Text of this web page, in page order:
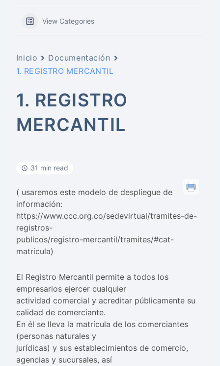
View Categories
Inicio
Documentación
1. REGISTRO MERCANTIL
1. REGISTRO
MERCANTIL
31 min read
( usaremos este modelo de despliegue de
información:
https://www.ccc.org.co/sedevirtual/tramites-de-
registros-
publicos/registro-mercantil/tramites/#cat-
matricula)
El Registro Mercantil permite a todos los
empresarios ejercer cualquier
actividad comercial y acreditar públicamente su
calidad de comerciante.
En él se lleva la matrícula de los comerciantes
(personas naturales y
jurídicas) y sus establecimientos de comercio,
agencias y sucursales, así